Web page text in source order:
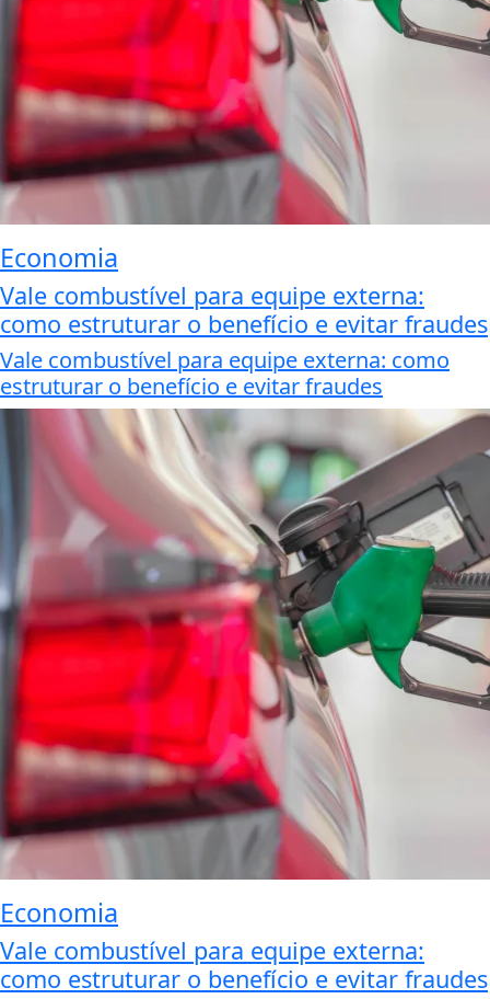
Economia
Vale combustível para equipe externa:
como estruturar o benefício e evitar fraudes
Vale combustível para equipe externa: como
estruturar o benefício e evitar fraudes
Economia
Vale combustível para equipe externa:
como estruturar o benefício e evitar fraudes